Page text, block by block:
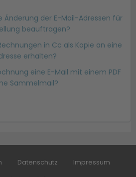
Änderung der E-Mail-Adressen für
beauftragen?
in Cc als Kopie an eine
erhalten?
eine E-Mail mit einem PDF
Sammelmail?
Datenschutz
Impressum